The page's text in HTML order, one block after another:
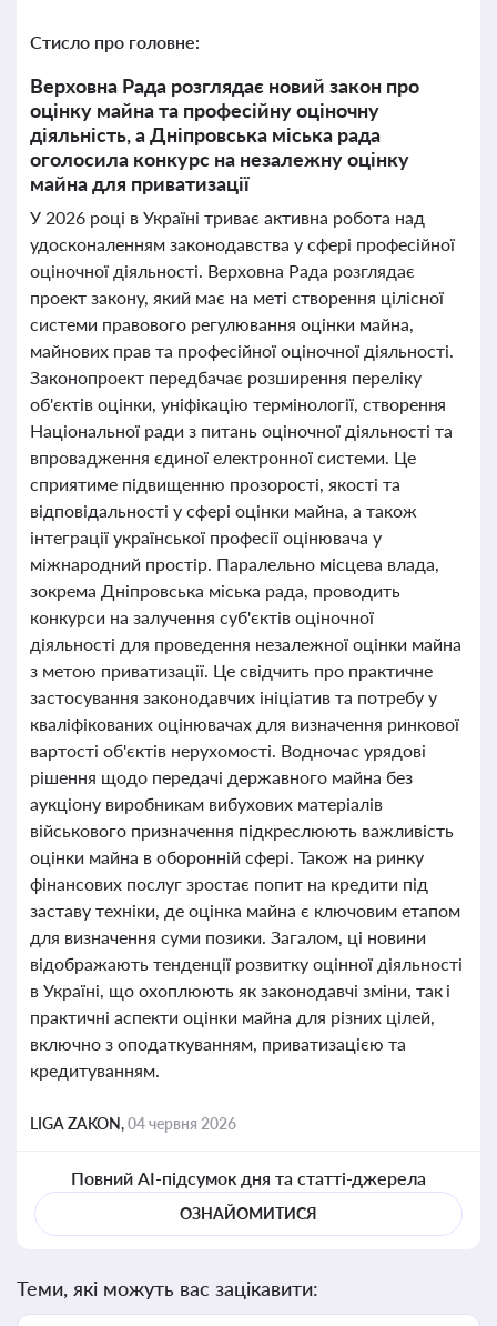
Стисло про головне:
Верховна Рада розглядає новий закон про
оцінку майна та професійну оціночну
діяльність, а Дніпровська міська рада
оголосила конкурс на незалежну оцінку
майна для приватизації
У 2026 році в Україні триває активна робота над
удосконаленням законодавства у сфері професійної
оціночної діяльності. Верховна Рада розглядає
проект закону, який має на меті створення цілісної
системи правового регулювання оцінки майна,
майнових прав та професійної оціночної діяльності.
Законопроект передбачає розширення переліку
об'єктів оцінки, уніфікацію термінології, створення
Національної ради з питань оціночної діяльності та
впровадження єдиної електронної системи. Це
сприятиме підвищенню прозорості, якості та
відповідальності у сфері оцінки майна, а також
інтеграції української професії оцінювача у
міжнародний простір. Паралельно місцева влада,
зокрема Дніпровська міська рада, проводить
конкурси на залучення суб'єктів оціночної
діяльності для проведення незалежної оцінки майна
з метою приватизації. Це свідчить про практичне
застосування законодавчих ініціатив та потребу у
кваліфікованих оцінювачах для визначення ринкової
вартості об'єктів нерухомості. Водночас урядові
рішення щодо передачі державного майна без
аукціону виробникам вибухових матеріалів
військового призначення підкреслюють важливість
оцінки майна в оборонній сфері. Також на ринку
фінансових послуг зростає попит на кредити під
заставу техніки, де оцінка майна є ключовим етапом
для визначення суми позики. Загалом, ці новини
відображають тенденції розвитку оцінної діяльності
в Україні, що охоплюють як законодавчі зміни, так і
практичні аспекти оцінки майна для різних цілей,
включно з оподаткуванням, приватизацією та
кредитуванням.
LIGA ZAKON,04 червня 2026
Повний AI-підсумок дня та статті-джерела
ОЗНАЙОМИТИСЯ
Теми, які можуть вас зацікавити: